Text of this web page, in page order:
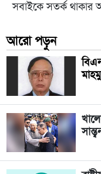
সবাইকে সতর্ক থাকার
আরো পড়ুন